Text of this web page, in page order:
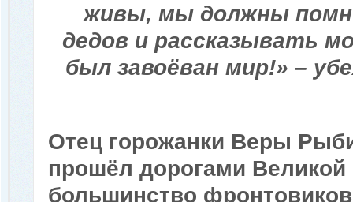
живы, мы должны
дедов и рассказывать
был завоёван мир!» –
Отец горожанки Веры
прошёл дорогами Великой
большинство